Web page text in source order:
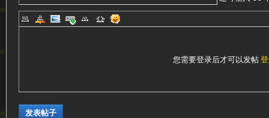
您需要登录后才可以发帖
发表帖子